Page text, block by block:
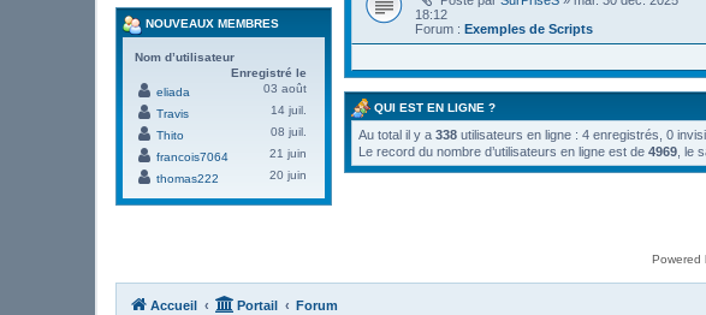
18:12
Forum : Exemples de Scripts
QUI EST EN LIGNE ?
Au total il y a 338 utilisateurs en ligne : 4 enregistrés, 0
Le record du nombre d’utilisateurs en ligne est de 4969 , le
NOUVEAUX MEMBRES
Nom d’utilisateur
Enregistré le
eliada
03 août
Travis
14 juil.
Thito
08 juil.
francois7064
21 juin
thomas222
20 juin
Powered
Accueil Portail Forum